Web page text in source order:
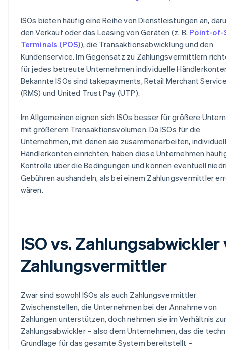
ISOs bieten häufig eine Reihe von Dienstleistungen an,
den Verkauf oder das Leasing von Geräten (z. B. Point-of-
Terminals (POS)), die Transaktionsabwicklung und den
Kundenservice. Im Gegensatz zu Zahlungsvermittlern
für jedes betreute Unternehmen individuelle
Bekannte ISOs sind takepayments, Retail Merchant
(RMS) und United Trust Pay (UTP).
Im Allgemeinen eignen sich ISOs besser für größere
mit größerem Transaktionsvolumen. Da ISOs für die
Unternehmen, mit denen sie zusammenarbeiten,
Händlerkonten einrichten, haben diese Unternehmen
Kontrolle über die Bedingungen und können eventuell
Gebühren aushandeln, als bei einem Zahlungsvermittler
wären.
ISO vs. Zahlungsabwickler
Zahlungsvermittler
Zwar sind sowohl ISOs als auch Zahlungsvermittler
Zwischenstellen, die Unternehmen bei der Annahme von
Zahlungen unterstützen, doch nehmen sie im Verhältnis
Zahlungsabwickler – also dem Unternehmen, das die
Grundlage für das gesamte System bereitstellt –